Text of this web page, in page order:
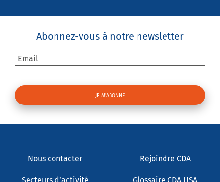
Abonnez-vous à notre newsletter
Email
Nous contacter Rejoindre CDA
Secteurs d’activité Glossaire CDA USA